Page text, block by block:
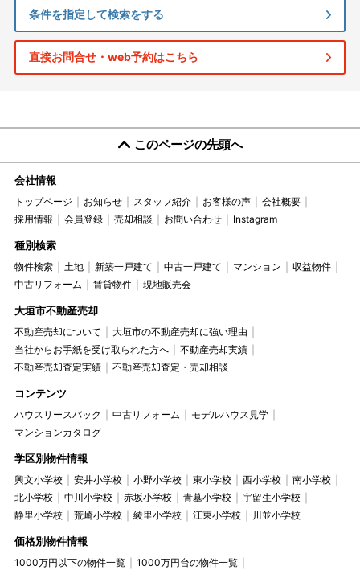
条件を指定して検索をする
直接お問合せ・web予約はこちら
このページの先頭へ
会社情報
トップページ お知らせ スタッフ紹介 お客様の声
会社概要
採用情報
会員登録 売却相談 お問い合わせ Instagram
種別検索
物件検索 土地 新築一戸建て 中古一戸建て マンション
収益物件
中古リフォーム
賃貸物件 現地販売会
大垣市不動産売却
不動産売却について
大垣市の不動産売却に強い理由
当社からお手紙を受け取られた方へ
不動産売却実績
不動産売却査定実績
不動産売却査定・売却相談
コンテンツ
ハウスリースバック 中古リフォーム
モデルハウス見学
マンションカタログ
学区別物件情報
興文小学校 安井小学校 小野小学校 東小学校 西小学校
南小学校
北小学校
中川小学校 赤坂小学校 青墓小学校
宇留生小学校
静里小学校
荒崎小学校 綾里小学校 江東小学校 川並小学校
価格別物件情報
1000万円以下の物件一覧
1000万円台の物件一覧